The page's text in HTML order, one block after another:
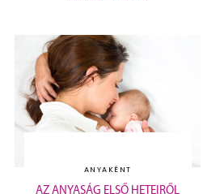
ANYAKÉNT
AZ ANYASÁG ELSŐ HETEIRŐL